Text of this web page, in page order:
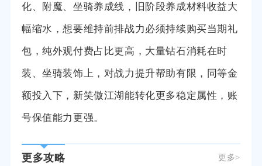
化、附魔、坐骑养成线，旧阶段养成材料收益大
幅缩水，想要维持前排战力必须持续购买当期礼
包，纯外观付费占比更高，大量钻石消耗在时
装、坐骑装饰上，对战力提升帮助有限，同等金
额投入下，新笑傲江湖能转化更多稳定属性，账
号保值能力更强。
更多攻略 更多>